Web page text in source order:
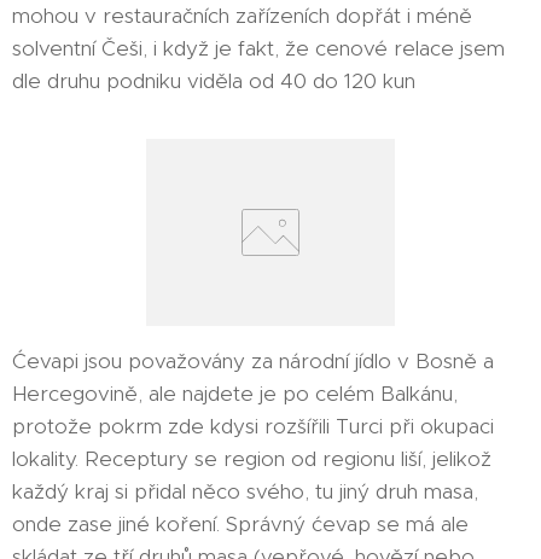
mohou v restauračních zařízeních dopřát i méně
solventní Češi, i když je fakt, že cenové relace jsem
dle druhu podniku viděla od 40 do 120 kun
Ćevapi jsou považovány za národní jídlo v Bosně a
Hercegovině, ale najdete je po celém Balkánu,
protože pokrm zde kdysi rozšířili Turci při okupaci
lokality. Receptury se region od regionu liší, jelikož
každý kraj si přidal něco svého, tu jiný druh masa,
onde zase jiné koření. Správný ćevap se má ale